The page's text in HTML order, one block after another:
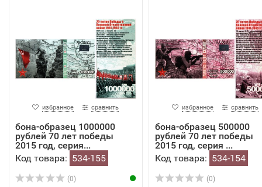
избранное сравнить
бона-образец 1000000
рублей 70 лет победы
2015 год, серия...
Код товара: 534-155
(0)
избранное сравнить
бона-образец 500000
рублей 70 лет победы
2015 год, серия ...
Код товара: 534-154
(0)